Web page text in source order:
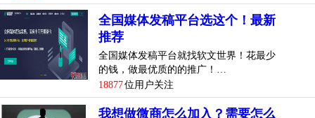
全国媒体发稿平台选这个！最新
推荐
全国媒体发稿平台就找软文世界！花最少
的钱，做最优质的的推广！…
18877位用户关注
我想做微商怎么加入？需要怎么